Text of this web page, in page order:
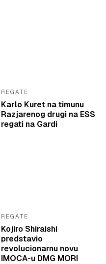
REGATE
Karlo Kuret na timunu
Razjarenog drugi na ESS
regati na Gardi
REGATE
Kojiro Shiraishi
predstavio
revolucionarnu novu
IMOCA-u DMG MORI